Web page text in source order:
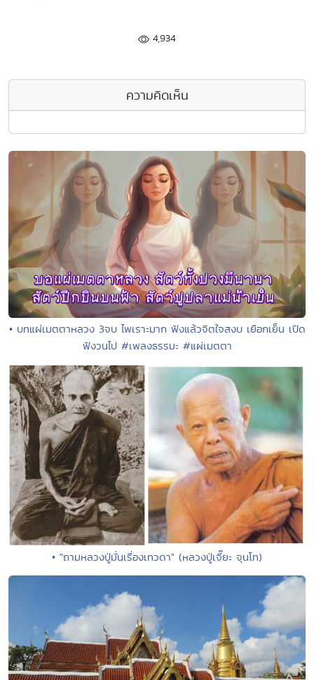
4,934
ความคิดเห็น
• บทแผ่เมตตาหลวง 3จบ ไพเราะมาก ฟังแล้วจิตใจสงบ เยือกเย็น เปิด
ฟังวนไป #เพลงธรรมะ #แผ่เมตตา
• "ถามหลวงปู่มั่นเรื่องเทวดา" (หลวงปู่เจี๊ยะ จุนโท)